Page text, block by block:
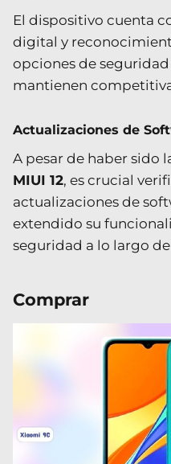
El dispositivo cuenta
digital y
opciones de
mantienen
Actualizaciones de
A pesar de haber sido
MIUI 12, es crucial
actualizaciones de
extendido su
seguridad a lo largo de
Comprar